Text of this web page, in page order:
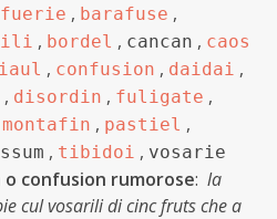
, barafuse ,
, bordel , cancan , caos
, confusion , daidai ,
, disordin , fuligate ,
montafin , pastiel ,
, tibidoi , vosarie
confusion rumorose: la
cul vosarili di cinc fruts che a